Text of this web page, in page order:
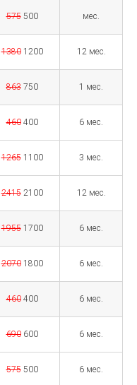
575500 мес.
13801200 12 мес.
863750 1 мес.
460400 6 мес.
12651100 3 мес.
24152100 12 мес.
19551700 6 мес.
20701800 6 мес.
460400 6 мес.
690600 6 мес.
575500 6 мес.